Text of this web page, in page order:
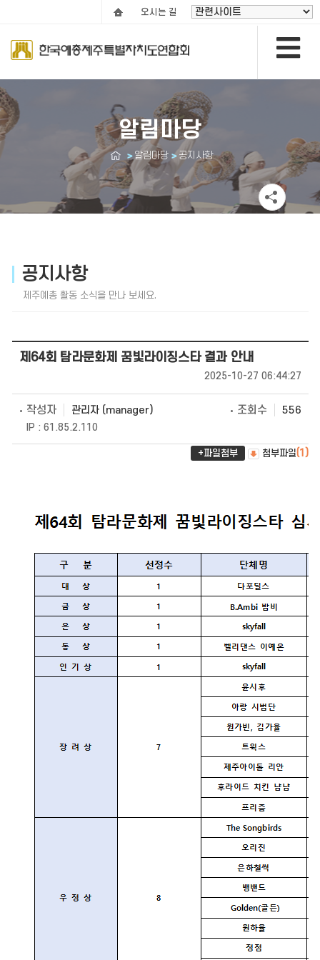
오시는 길
알림마당
알림마당 공지사항
공지사항
제주예총 활동 소식을 만나 보세요.
제64회 탐라문화제 꿈빛라이징스타 결과 안내
2025-10-27 06:44:27
작성자 관리자 (manager)
IP : 61.85.2.110
조회수 556
+파일첨부 첨부파일(1)